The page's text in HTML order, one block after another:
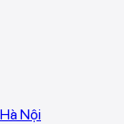
Nội